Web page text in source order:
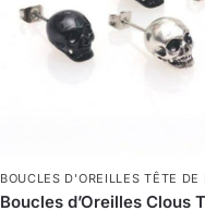
BOUCLES D'OREILLES TÊTE DE
Boucles d’Oreilles Clous